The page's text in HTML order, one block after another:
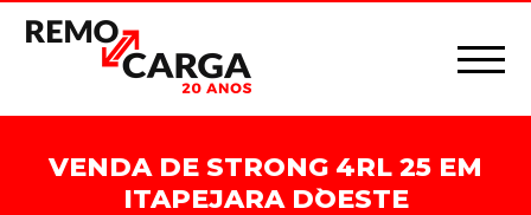
VENDA DE STRONG 4RL 25 EM
ITAPEJARA D`OESTE